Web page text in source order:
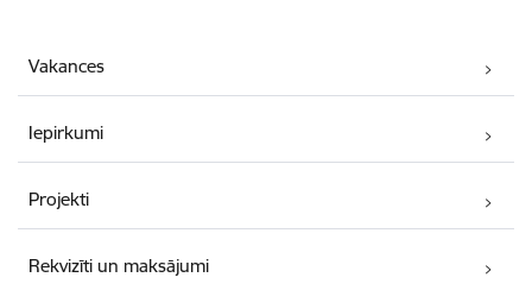
Vakances
Iepirkumi
Projekti
Rekvizīti un maksājumi